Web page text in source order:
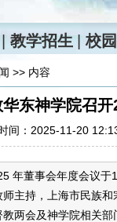
教学招生 校
>> 内容
东神学院召
间：2025-11-20
年董事会年度会议
主持，上海市民族
两会及神学院相关